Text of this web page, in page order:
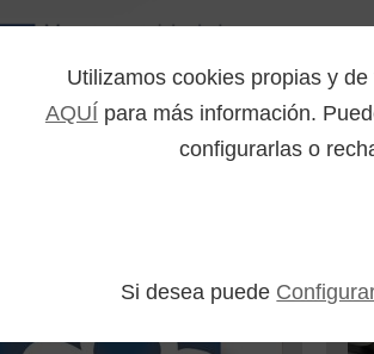
Utilizamos cookies propias y
AQUÍ para más información.
configurarlas o
Si desea puede
Portal